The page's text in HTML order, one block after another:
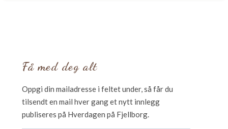
Få med deg alt
Oppgi din mailadresse i feltet under, så får du
tilsendt en mail hver gang et nytt innlegg
publiseres på Hverdagen på Fjellborg.